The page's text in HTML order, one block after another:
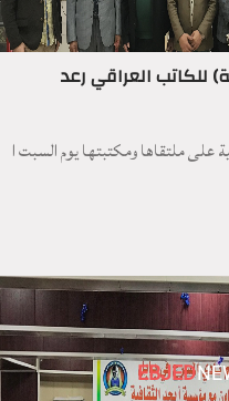
للكاتب العراقي رعد
ملتقاها ومكتبتها يوم السبت ا
EBJED